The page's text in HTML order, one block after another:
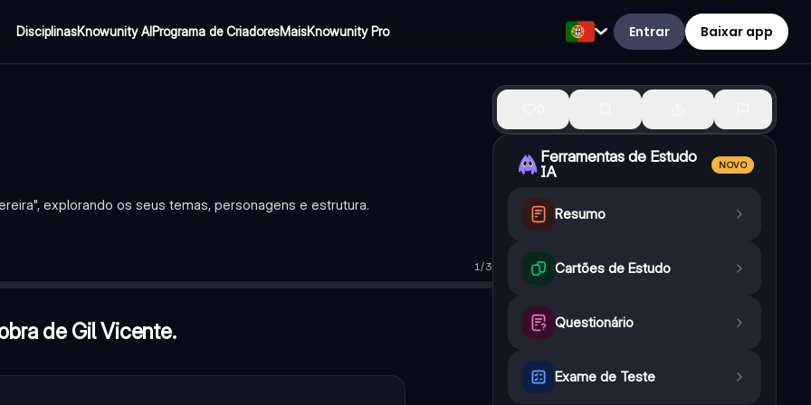
DisciplinasKnowunity AIPrograma de CriadoresMaisKnowunity Pro Entrar Baixar app
explorando os seus temas, personagens e estrutura.
1/3
de Gil Vicente.
mensagem?—Ironia
Ferramentas de Estudo
IA
NOVO
Resumo
Cartões de Estudo
Questionário
Exame de Teste